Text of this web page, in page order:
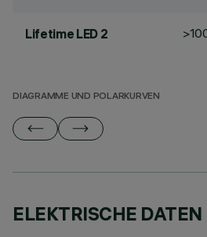
Lifetime LED 2
DIAGRAMME UND POLARKURVEN
ELEKTRISCHE DATEN